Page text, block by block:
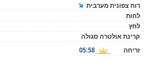
רוח צפונית מערבית
לחות
לחץ
קרינת אולטרה סגולה
זריחה
05:58